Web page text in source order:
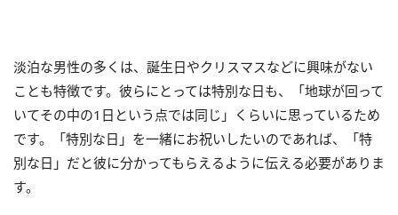
淡泊な男性の多くは、誕生日やクリスマスなどに興味がない
ことも特徴です。彼らにとっては特別な日も、「地球が回って
いてその中の1日という点では同じ」くらいに思っているため
です。「特別な日」を一緒にお祝いしたいのであれば、「特
別な日」だと彼に分かってもらえるように伝える必要がありま
す。